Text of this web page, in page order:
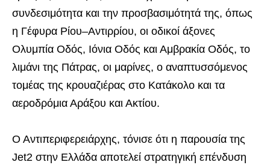
συνδεσιμότητα και την προσβασιμότητά της, όπως
η Γέφυρα Ρίου–Αντιρρίου, οι οδικοί άξονες
Ολυμπία Οδός, Ιόνια Οδός και Αμβρακία Οδός, το
λιμάνι της Πάτρας, οι μαρίνες, ο αναπτυσσόμενος
τομέας της κρουαζιέρας στο Κατάκολο και τα
αεροδρόμια Αράξου και Ακτίου.
Ο Αντιπεριφερειάρχης, τόνισε ότι η παρουσία της
Jet2 στην Ελλάδα αποτελεί στρατηγική επένδυση